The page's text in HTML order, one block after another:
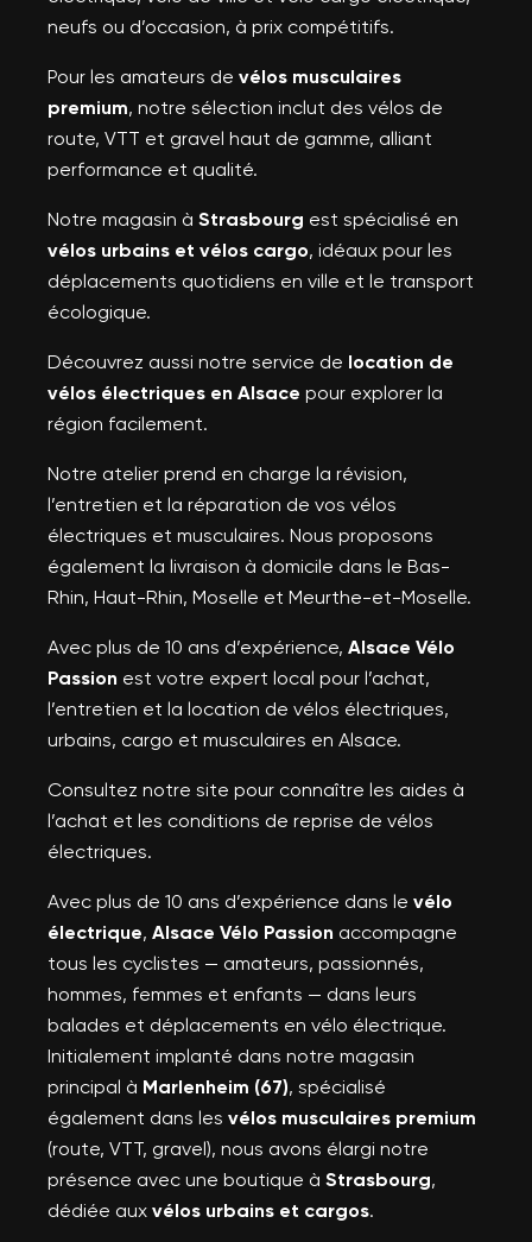
neufs ou d’occasion, à prix compétitifs.
Pour les amateurs de vélos musculaires
premium, notre sélection inclut des vélos de
route, VTT et gravel haut de gamme, alliant
performance et qualité.
Notre magasin à Strasbourg est spécialisé en
vélos urbains et vélos cargo, idéaux pour les
déplacements quotidiens en ville et le transport
écologique.
Découvrez aussi notre service de location de
vélos électriques en Alsace pour explorer la
région facilement.
Notre atelier prend en charge la révision,
l’entretien et la réparation de vos vélos
électriques et musculaires. Nous proposons
également la livraison à domicile dans le Bas-
Rhin, Haut-Rhin, Moselle et Meurthe-et-Moselle.
Avec plus de 10 ans d’expérience, Alsace Vélo
Passion est votre expert local pour l’achat,
l’entretien et la location de vélos électriques,
urbains, cargo et musculaires en Alsace.
Consultez notre site pour connaître les aides à
l’achat et les conditions de reprise de vélos
électriques.
Avec plus de 10 ans d’expérience dans le vélo
électrique, Alsace Vélo Passion accompagne
tous les cyclistes — amateurs, passionnés,
hommes, femmes et enfants — dans leurs
balades et déplacements en vélo électrique.
Initialement implanté dans notre magasin
principal à Marlenheim (67), spécialisé
également dans les vélos musculaires premium
(route, VTT, gravel), nous avons élargi notre
présence avec une boutique à Strasbourg,
dédiée aux vélos urbains et cargos.